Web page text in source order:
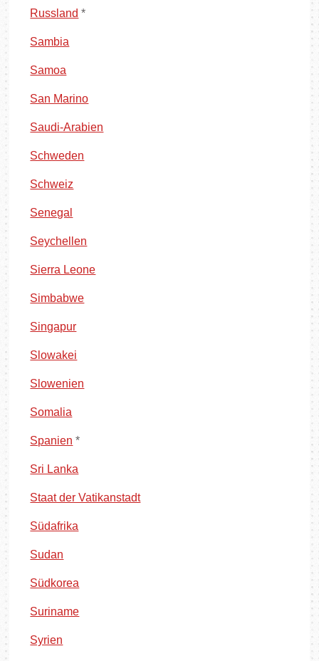
Russland *
Sambia
Samoa
San Marino
Saudi-Arabien
Schweden
Schweiz
Senegal
Seychellen
Sierra Leone
Simbabwe
Singapur
Slowakei
Slowenien
Somalia
Spanien *
Sri Lanka
Staat der Vatikanstadt
Südafrika
Sudan
Südkorea
Suriname
Syrien